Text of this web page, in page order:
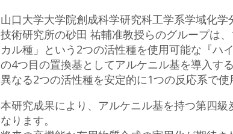
山口大学大学院創成科学研究科工学系学域化
技術研究所の砂田 祐輔准教授らのグループは
カル種」という2つの活性種を使用可能な『ハ
の4つ目の置換基としてアルケニル基を導入す
異なる2つの活性種を安定的に1つの反応系で使
本研究成果により、アルケニル基を持つ第四
なります。